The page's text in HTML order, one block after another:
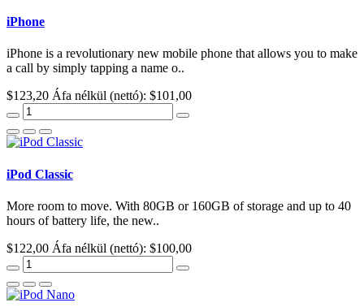
iPhone
iPhone is a revolutionary new mobile phone that allows you to make
a call by simply tapping a name o..
$123,20 Áfa nélkül (nettó): $101,00
iPod Classic
More room to move. With 80GB or 160GB of storage and up to 40
hours of battery life, the new..
$122,00 Áfa nélkül (nettó): $100,00